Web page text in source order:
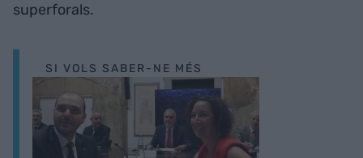
superforals.
SI VOLS SABER-NE MÉS